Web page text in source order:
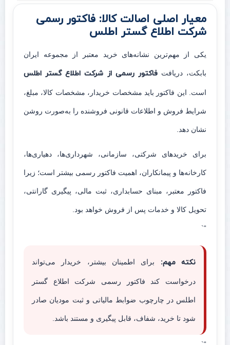
معیار اصلی اصالت کالا: فاکتور رسمی
شرکت اطلاع گستر اطلس
یکی از مهم‌ترین نشانه‌های خرید معتبر از مجموعه ایران
بابکت، دریافتفاکتور رسمی از شرکت اطلاع گستر اطلس
است. این فاکتور باید مشخصات خریدار، مشخصات کالا، مبلغ،
شرایط فروش و اطلاعات قانونی فروشنده را به‌صورت روشن
نشان دهد.
برای خریدهای شرکتی، سازمانی، شهرداری‌ها، دهیاری‌ها،
کارخانه‌ها و پیمانکاران، اهمیت فاکتور رسمی بیشتر است؛ زیرا
فاکتور معتبر، مبنای حسابداری، ثبت مالی، پیگیری گارانتی،
تحویل کالا و خدمات پس از فروش خواهد بود.
“`
نکته مهم: برای اطمینان بیشتر، خریدار می‌تواند
درخواست کند فاکتور رسمی شرکت اطلاع گستر
اطلس در چارچوب ضوابط مالیاتی و ثبت مودیان صادر
شود تا خرید، شفاف، قابل پیگیری و مستند باشد.